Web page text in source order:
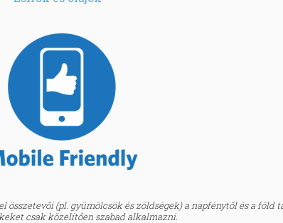
(pl. gyümölcsök és zöldségek) a napfénytől és a
csak közelítően szabad alkalmazni.